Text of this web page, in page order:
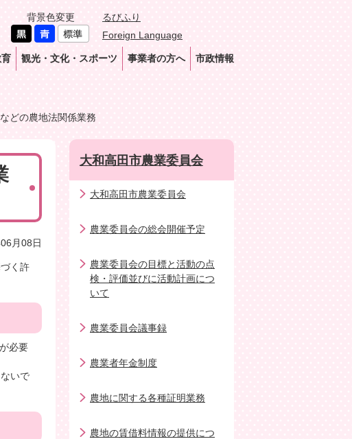
背景色変更
るびふり
Foreign Language
観光・文化・スポーツ 事業者の方へ 市政情報
どの農地法関係業務
月08日
く許
必要
いで
大和高田市農業委員会
大和高田市農業委員会
農業委員会の総会開催予定
農業委員会の目標と活動の点
検・評価並びに活動計画につ
いて
農業委員会議事録
農業者年金制度
農地に関する各種証明業務
農地の賃借料情報の提供につ